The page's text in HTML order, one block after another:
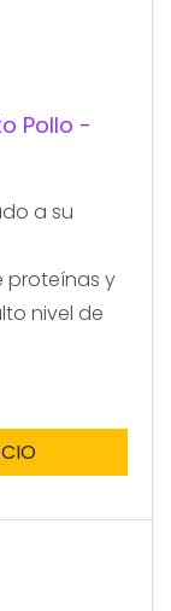
Pollo -
a su
proteínas y
nivel de